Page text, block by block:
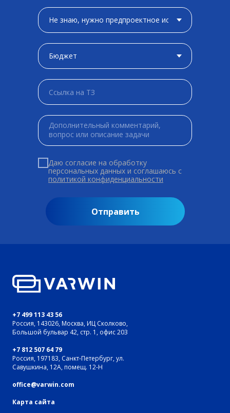
Даю согласие на обработку
персональных данных и соглашаюсь c
политикой конфиденциальности
Отправить
+7 499 113 43 56
Россия, 143026, Москва, ИЦ Сколково,
Большой бульвар 42, стр. 1, офис 203
+7 812 507 64 79
Россия, 197183, Санкт-Петербург, ул.
Савушкина, 12А, помещ. 12-Н
office@varwin.com
Карта сайта